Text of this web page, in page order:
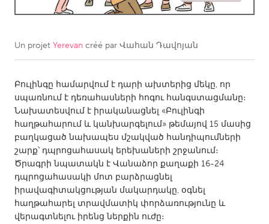
Amherstburg
Kingston
Newmarket
Ottawa
South Shore
Toronto
MALAYSIA
Kuala Lumpur
NETHERLANDS
Leiden
Rotterdam
Un projet Yerevan créé par Վահան Դավոյան
Բուլինգը համարվում է դարի ախտերից մեկը, որ
սպառնում է դեռահասների հոգու հանգստացմանը։
Նախատեսվում է իրականացնել «Բուլինգի
հաղթահարում և կանխարգելում» թեմայով 15 մասից
բաղկացած նախապես մշակված հանդիպումների
շարք՝ դպրոցահասակ երեխաների շրջանում։
Ծրագրի նպատակն է Վանաձոր քաղաքի 16-24
դպրոցահասակի մոտ բարձրացնել
իրավագիտակցության մակարդակը, օգնել
հաղթահարել տրավմատիկ փորձառությունը և
վերագտնելու իրենց ներքին ուժը։